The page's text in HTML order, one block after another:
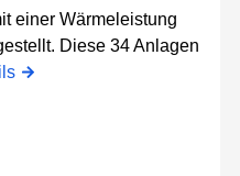
einer Wärmeleistung
Diese 34 Anlagen